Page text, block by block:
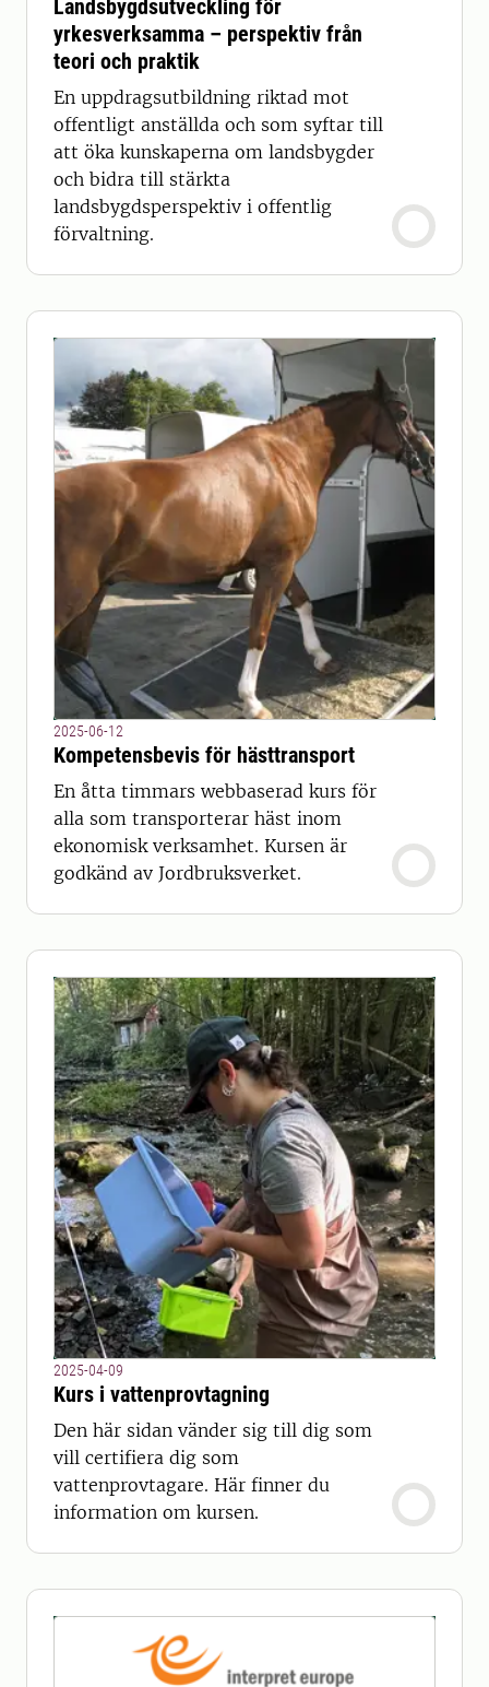
Landsbygdsutveckling för
yrkesverksamma – perspektiv från
teori och praktik
En uppdragsutbildning riktad mot
offentligt anställda och som syftar till
att öka kunskaperna om landsbygder
och bidra till stärkta
landsbygdsperspektiv i offentlig
förvaltning.
2025-06-12
Kompetensbevis för hästtransport
En åtta timmars webbaserad kurs för
alla som transporterar häst inom
ekonomisk verksamhet. Kursen är
godkänd av Jordbruksverket.
2025-04-09
Kurs i vattenprovtagning
Den här sidan vänder sig till dig som
vill certifiera dig som
vattenprovtagare. Här finner du
information om kursen.